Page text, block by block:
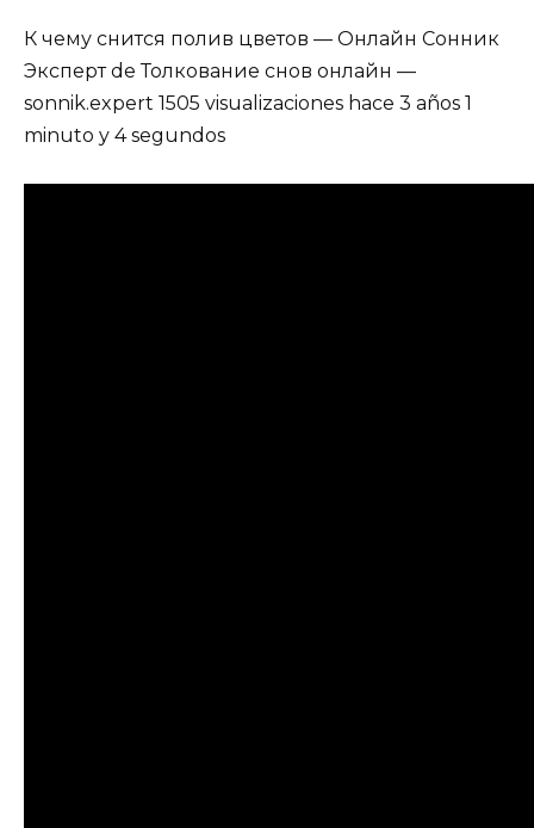
К чему снится полив цветов — Онлайн Сонник
Эксперт de Толкование снов онлайн —
sonnik.expert 1505 visualizaciones hace 3 años 1
minuto y 4 segundos